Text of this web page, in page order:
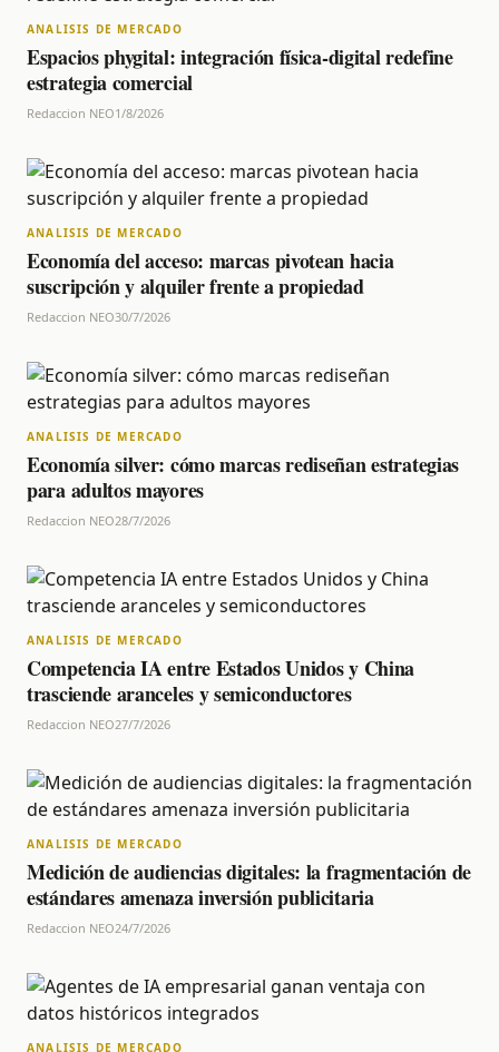
ANALISIS DE MERCADO
Espacios phygital: integración física-digital redefine
estrategia comercial
Redaccion NEO1/8/2026
ANALISIS DE MERCADO
Economía del acceso: marcas pivotean hacia
suscripción y alquiler frente a propiedad
Redaccion NEO30/7/2026
ANALISIS DE MERCADO
Economía silver: cómo marcas rediseñan estrategias
para adultos mayores
Redaccion NEO28/7/2026
ANALISIS DE MERCADO
Competencia IA entre Estados Unidos y China
trasciende aranceles y semiconductores
Redaccion NEO27/7/2026
ANALISIS DE MERCADO
Medición de audiencias digitales: la fragmentación de
estándares amenaza inversión publicitaria
Redaccion NEO24/7/2026
ANALISIS DE MERCADO